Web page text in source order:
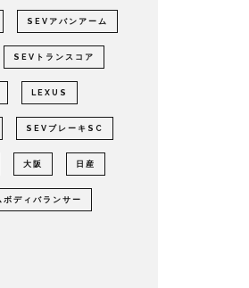
SEVアバンアーム
SEVトランスコア
LEXUS
SEVブレーキSC
大阪 日産
ディバランサー